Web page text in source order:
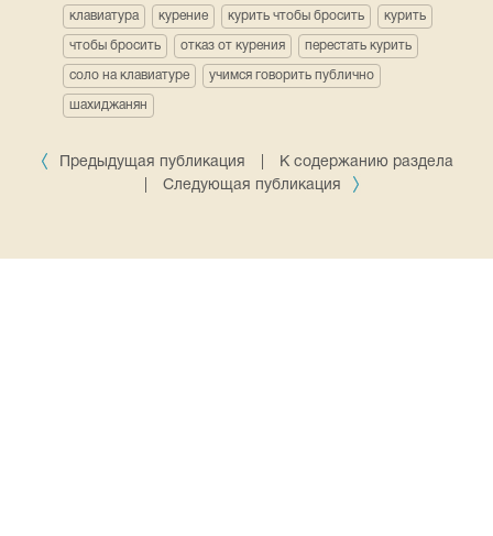
клавиатура курение курить чтобы бросить курить
чтобы бросить отказ от курения перестать курить
соло на клавиатуре учимся говорить публично
шахиджанян
Предыдущая публикация
К содержанию раздела
Следующая публикация